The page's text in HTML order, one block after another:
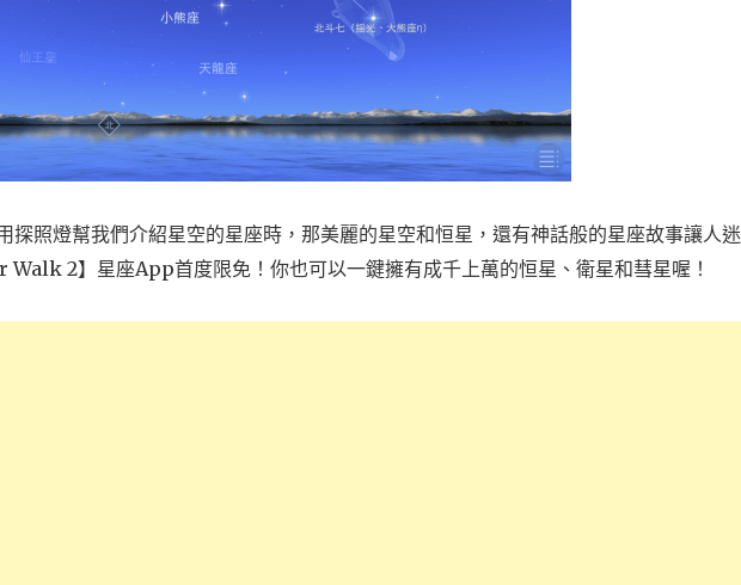
探照燈幫我們介紹星空的星座時，那美麗的星空和恒星，還有神話般的星座故事讓人迷
2】星座App首度限免！你也可以一鍵擁有成千上萬的恒星、衛星和彗星喔！